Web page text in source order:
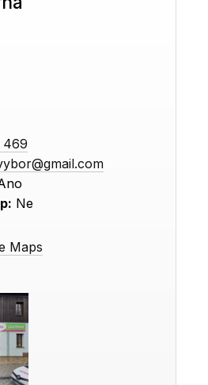
469
Ne
Maps